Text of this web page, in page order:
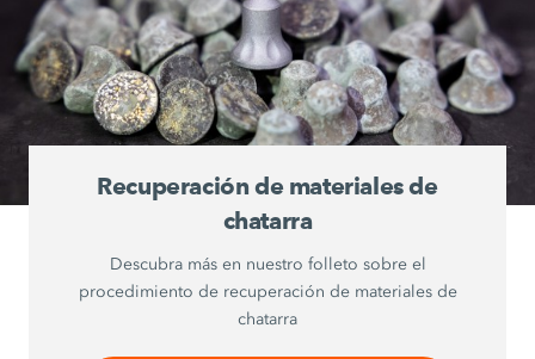
Recuperación de materiales de
chatarra
Descubra más en nuestro folleto sobre el
procedimiento de recuperación de materiales de
chatarra